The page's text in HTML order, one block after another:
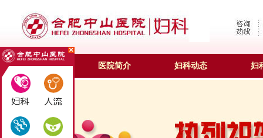
合肥妇科 医院简介 妇科动态 妇